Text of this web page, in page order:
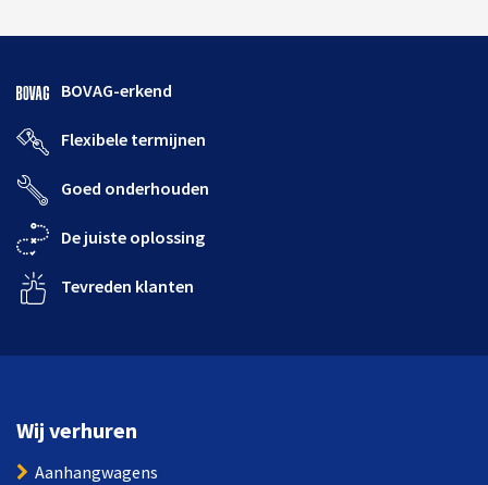
BOVAG-erkend
Flexibele termijnen
Goed onderhouden
De juiste oplossing
Tevreden klanten
Wij verhuren
Aanhangwagens